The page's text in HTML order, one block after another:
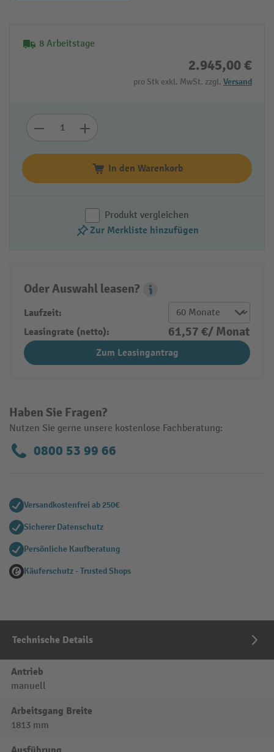
8 Arbeitstage
2.945,00 €
pro Stk exkl. MwSt. zzgl. Versand
In den Warenkorb
Produkt vergleichen
Zur Merkliste hinzufügen
Haben Sie Fragen?
Nutzen Sie gerne unsere kostenlose Fachberatung:
0800 53 99 66
Oder Auswahl leasen?
Leasing Popover
Laufzeit:
Leasingrate (netto):
61,57 €/ Monat
Zum Leasingantrag
Versandkostenfrei ab 250€
Sicherer Datenschutz
Persönliche Kaufberatung
Käuferschutz - Trusted Shops
Technische Details
Antrieb
manuell
Arbeitsgang Breite
1813 mm